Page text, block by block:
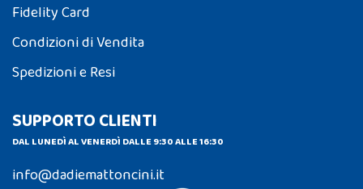
Fidelity Card
Condizioni di Vendita
Spedizioni e Resi
SUPPORTO CLIENTI
DAL LUNEDÌ AL VENERDÌ DALLE 9:30 ALLE 16:30
info@dadiemattoncini.it